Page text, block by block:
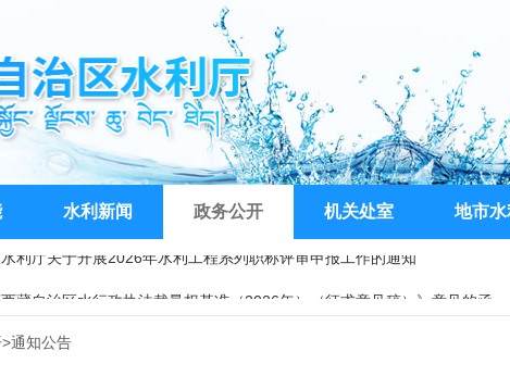
水利新闻 政务公开 机关处室 地市水
>通知公告